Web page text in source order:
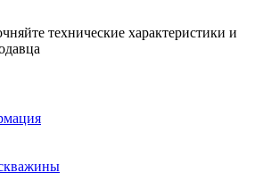
технические характеристики и